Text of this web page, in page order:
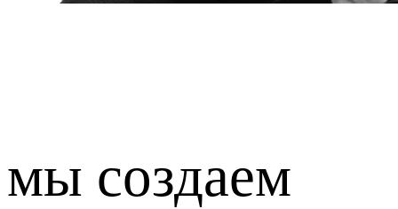
мы создаем